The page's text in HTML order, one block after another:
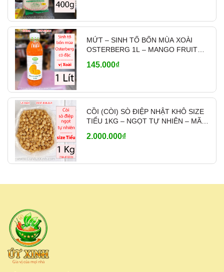
quán ăn, đối tác lâu dài
qua chành xe, nhà xekhi khách mua nhiều,
giao hàng nhanh và linh hoạt theo nhu cầu.
👉 Liên hệ báo giá sỉ & tư vấn: 0937.838.021
MỨT – SINH TỐ BỐN MÙA XOÀI
OSTERBERG 1L – MANGO FRUIT
145.000₫
CỒI (CÒI) SÒ ĐIỆP NHẬT KHÔ SIZE
TIỂU 1KG – NGỌT TỰ NHIÊN – MÃ
2.000.000₫